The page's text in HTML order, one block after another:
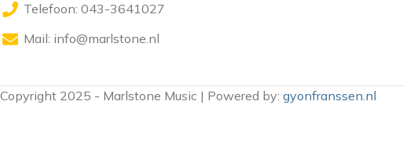
Telefoon: 043-3641027
Mail: info@marlstone.nl
Copyright 2025 - Marlstone Music | Powered by: gyonfranssen.nl